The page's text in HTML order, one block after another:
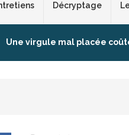
Décryptage
Une virgule mal placée